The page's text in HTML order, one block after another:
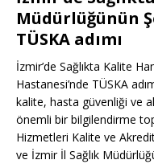
Müdürlüğünün
TÜSKA adımı
İzmir’de Sağlıkta Kalite
Hastanesi’nde TÜSKA
kalite, hasta güvenliği ve
önemli bir bilgilendirme
Hizmetleri Kalite ve
ve İzmir İl Sağlık